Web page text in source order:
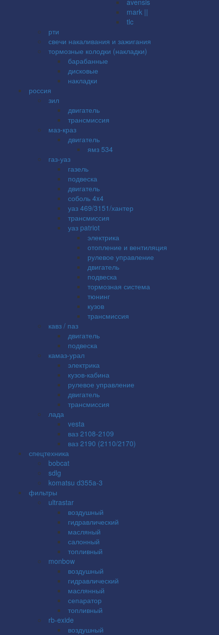
mark ||
tlc
рти
свечи накаливания и зажигания
тормозные колодки (накладки)
барабанные
дисковые
накладки
россия
зил
двигатель
трансмиссия
маз-краз
двигатель
ямз 534
газ-уаз
газель
подвеска
двигатель
соболь 4x4
уаз 469/3151/хантер
трансмиссия
уаз patriot
электрика
отопление и вентиляция
рулевое управление
двигатель
подвеска
тормозная система
тюнинг
кузов
трансмиссия
кавз / паз
двигатель
подвеска
камаз-урал
электрика
кузов-кабина
рулевое управление
двигатель
трансмиссия
лада
vesta
ваз 2108-2109
ваз 2190 (2110/2170)
спецтехника
bobcat
sdlg
komatsu d355a-3
фильтры
ultrastar
воздушный
гидравлический
масляный
салонный
топливный
monbow
воздушный
гидравлический
маслянный
сепаратор
топливный
rb-exide
воздушный